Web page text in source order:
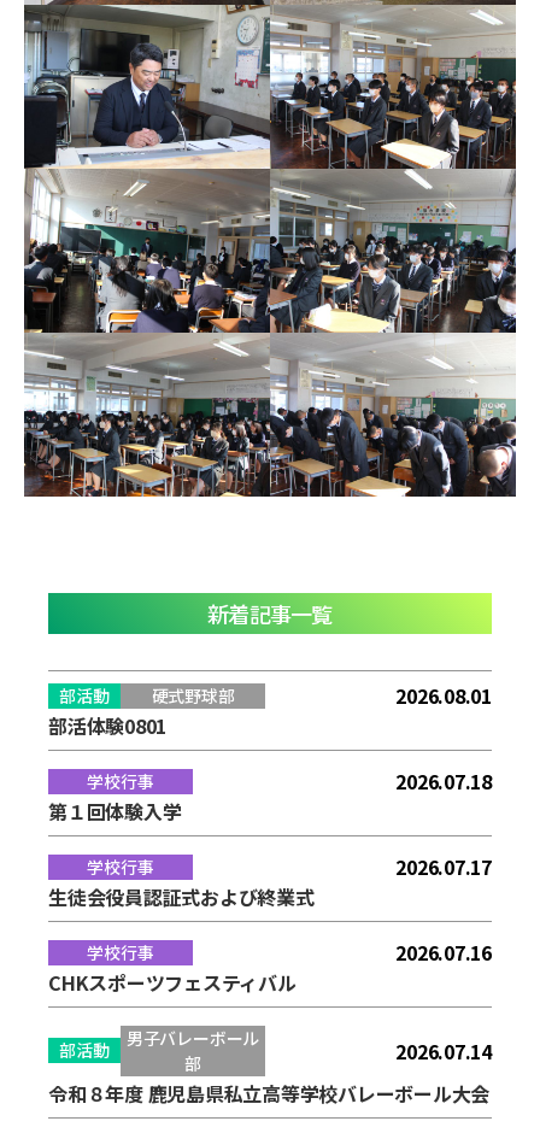
新着記事一覧
部活動 硬式野球部
2026.08.01
部活体験0801
学校行事
2026.07.18
第１回体験入学
学校行事
2026.07.17
生徒会役員認証式および終業式
学校行事
2026.07.16
CHKスポーツフェスティバル
部活動
男子バレーボール
部
2026.07.14
令和８年度 鹿児島県私立高等学校バレーボール大会